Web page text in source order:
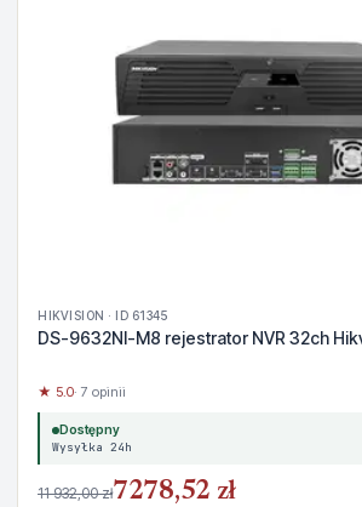
HIKVISION · ID 61345
DS-9632NI-M8 rejestrator NVR 32ch
★ 5.0· 7 opinii
Dostępny
Wysyłka 24h
11 932,00 zł7278,52 zł